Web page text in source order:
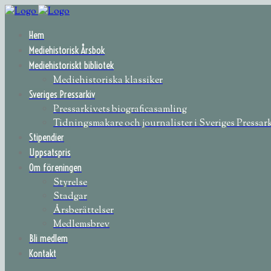
Hem
Mediehistorisk Årsbok
Mediehistoriskt bibliotek
Mediehistoriska klassiker
Sveriges Pressarkiv
Pressarkivets biograficasamling
Tidningsmakare och journalister i Sveriges
Stipendier
Uppsatspris
Om föreningen
Styrelse
Stadgar
Årsberättelser
Medlemsbrev
Bli medlem
Kontakt